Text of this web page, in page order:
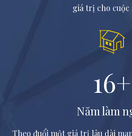
giá trị cho cuộc
16+
Năm làm
Theo đuổi một giá trị lâu dài